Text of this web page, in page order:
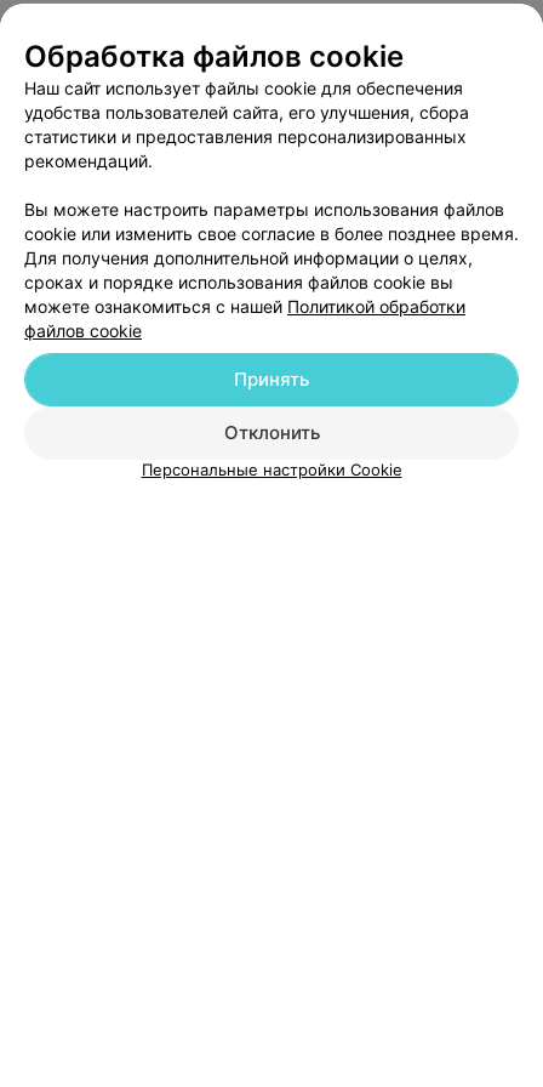
Президент-Отель
Минск, ул. Кирова, 18 до 20:30
ГОСТИНИЦА
Минск, ул. Красноармейская, 36 до 22:00
Добавить компанию
Добавить специалиста
Обработка файлов cookie
Наш сайт использует файлы cookie для обеспечения
удобства пользователей сайта, его улучшения, сбора
статистики и предоставления персонализированных
рекомендаций.
Вы можете настроить параметры использования файлов
cookie или изменить свое согласие в более позднее время.
Для получения дополнительной информации о целях,
сроках и порядке использования файлов cookie вы
можете ознакомиться с нашей Политикой обработки
файлов cookie
Отклонить
Принять
Персональные настройки Cookie